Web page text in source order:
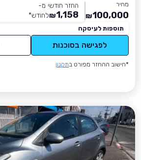
מחיר
100,000
₪
החזר חודשי מ-
1,158
₪לחודש*
תוספות לעיסקה
לפגישה בסוכנות
*חישוב ההחזר מפורט בתקנון